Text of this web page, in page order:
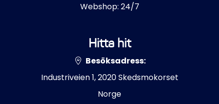
Webshop: 24/7
Hitta hit
Besöksadress:
Industriveien 1, 2020 Skedsmokorset
Norge